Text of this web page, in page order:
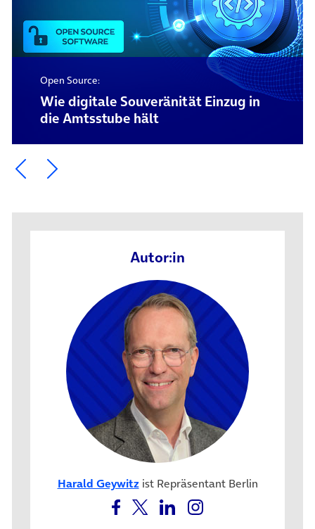
Open Source:
Wie digitale Souveränität Einzug in
die Amtsstube hält
Ein Element zurück blättern
Ein Element weiter blättern
Autor:in
Harald Geywitzist Repräsentant Berlin